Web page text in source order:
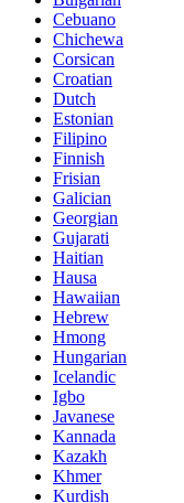
Cebuano
Chichewa
Corsican
Croatian
Dutch
Estonian
Filipino
Finnish
Frisian
Galician
Georgian
Gujarati
Haitian
Hausa
Hawaiian
Hebrew
Hmong
Hungarian
Icelandic
Igbo
Javanese
Kannada
Kazakh
Khmer
Kurdish